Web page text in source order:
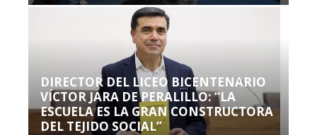
DIRECTOR DEL LICEO BICENTENARIO
VÍCTOR JARA DE PERALILLO: “LA
ESCUELA ES LA GRAN CONSTRUCTORA
DEL TEJIDO SOCIAL”